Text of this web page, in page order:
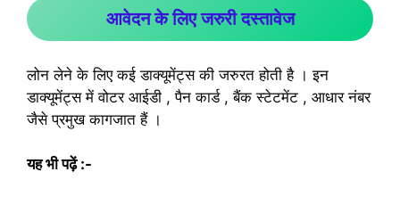
आवेदन के लिए जरुरी दस्तावेज
लोन लेने के लिए कई डाक्यूमेंट्स की जरुरत होती है । इन
डाक्यूमेंट्स में वोटर आईडी , पैन कार्ड , बैंक स्टेटमेंट , आधार नंबर
जैसे प्रमुख कागजात हैं ।
यह भी पढ़ें :-